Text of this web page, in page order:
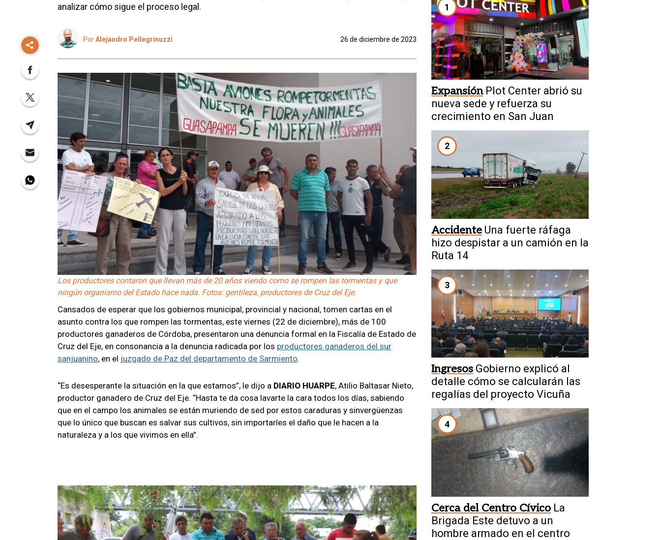
analizar cómo sigue el proceso legal.
PorAlejandro Pellegrinuzzi 26 de diciembre de 2023
Los productores contaron que llevan más de 20 años viendo como se rompen las tormentas y que
ningún organismo del Estado hace nada. Fotos: gentileza, productores de Cruz del Eje.
Cansados de esperar que los gobiernos municipal, provincial y nacional, tomen cartas en el
asunto contra los que rompen las tormentas, este viernes (22 de diciembre), más de 100
productores ganaderos de Córdoba, presentaron una denuncia formal en la Fiscalía de Estado de
Cruz del Eje, en consonancia a la denuncia radicada por los productores ganaderos del sur
sanjuanino, en el juzgado de Paz del departamento de Sarmiento.
“Es desesperante la situación en la que estamos”, le dijo a DIARIO HUARPE, Atilio Baltasar Nieto,
productor ganadero de Cruz del Eje. “Hasta te da cosa lavarte la cara todos los días, sabiendo
que en el campo los animales se están muriendo de sed por estos caraduras y sinvergüenzas
que lo único que buscan es salvar sus cultivos, sin importarles el daño que le hacen a la
naturaleza y a los que vivimos en ella”.
1
Expansión Plot Center abrió su
nueva sede y refuerza su
crecimiento en San Juan
2
Accidente Una fuerte ráfaga
hizo despistar a un camión en la
Ruta 14
3
Ingresos Gobierno explicó al
detalle cómo se calcularán las
regalías del proyecto Vicuña
4
Cerca del Centro Cívico La
Brigada Este detuvo a un
hombre armado en el centro